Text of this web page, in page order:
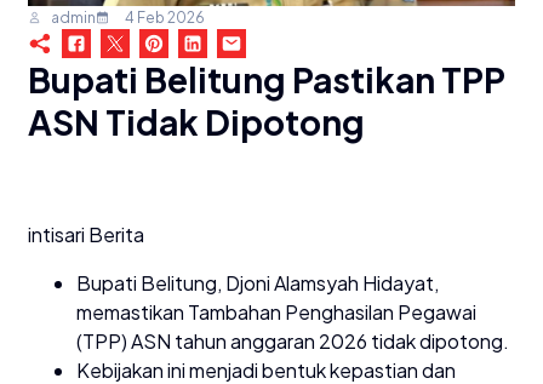
admin 4 Feb 2026
Bupati Belitung Pastikan TPP
ASN Tidak Dipotong
intisari Berita
Bupati Belitung, Djoni Alamsyah Hidayat,
memastikan Tambahan Penghasilan Pegawai
(TPP) ASN tahun anggaran 2026 tidak dipotong.
Kebijakan ini menjadi bentuk kepastian dan